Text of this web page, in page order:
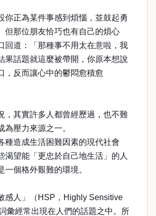
你正為某件事感到煩惱，並鼓起勇
但那位朋友恰巧也有自己的煩心
回道：「那種事不用太在意啦，我
話題就這麼被帶開，你原本想說
，反而讓心中的鬱悶愈積愈
，其實許多人都曾經歷過，也不難
為壓力來源之一。
種造成生活困難因素的現代社會
渴望能「更忠於自己地生活」的人
一個格外艱難的環境。
感人」（HSP，Highly Sensitive
彙經常出現在人們的話題之中。所